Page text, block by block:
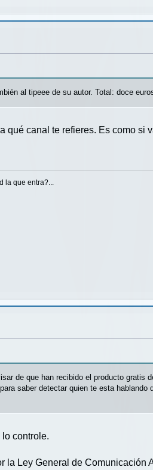
al tipeee de su autor. Total: doce
qué canal te refieres. Es como si
la que entra?...
de que han recibido el producto gratis
saber detectar quien te esta
controle.
la Ley General de Comunicación